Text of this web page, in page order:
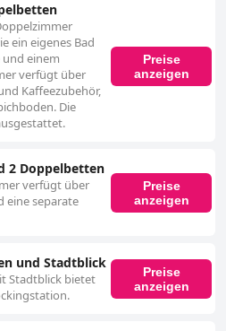
ein eigenes Bad
einem
verfügt über
Kaffeezubehör,
Die
Preise
anzeigen
2 Doppelbetten
verfügt über
eine separate
Preise
anzeigen
und Stadtblick
Stadtblick bietet
Preise
anzeigen